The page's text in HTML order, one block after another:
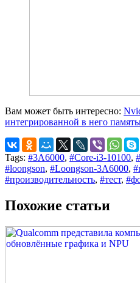
Вам может быть интересно:
интегрированной в него
Tags: #3A6000, #Core-i3-10100,
#loongson, #Loongson-3A6000,
#производительность, #тест,
Похожие статьи